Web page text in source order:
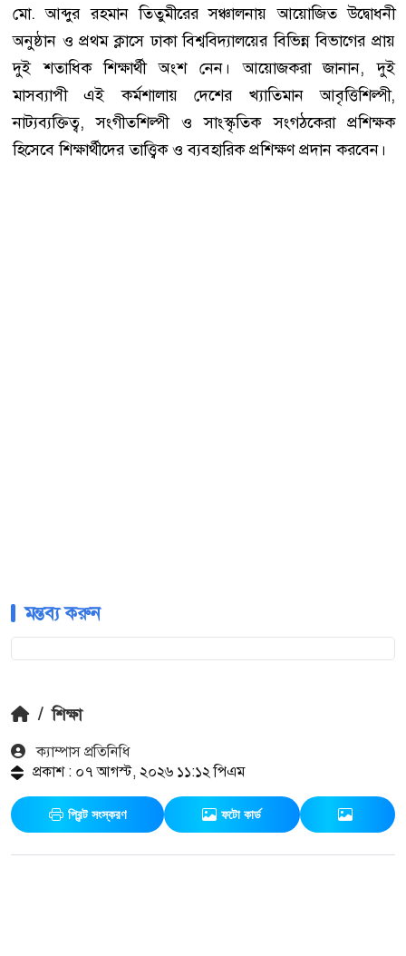
মো. আব্দুর রহমান তিতুমীরের সঞ্চালনায় আয়োজিত উদ্বোধনী
অনুষ্ঠান ও প্রথম ক্লাসে ঢাকা বিশ্ববিদ্যালয়ের বিভিন্ন বিভাগের প্রায়
দুই শতাধিক শিক্ষার্থী অংশ নেন। আয়োজকরা জানান, দুই
মাসব্যাপী এই কর্মশালায় দেশের খ্যাতিমান আবৃত্তিশিল্পী,
নাট্যব্যক্তিত্ব, সংগীতশিল্পী ও সাংস্কৃতিক সংগঠকেরা প্রশিক্ষক
হিসেবে শিক্ষার্থীদের তাত্ত্বিক ও ব্যবহারিক প্রশিক্ষণ প্রদান করবেন।
মন্তব্য করুন
/ শিক্ষা
ক‍্যাম্পাস প্রতিনিধি
প্রকাশ : ০৭ আগস্ট, ২০২৬ ১১:১২ পিএম
প্রিন্ট সংস্করণ ফটো কার্ড